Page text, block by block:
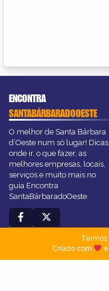
ENCONTRA
SANTABÁRBARADOOESTE
O melhor de Santa Bárbara
d’Oeste num só lugar! Dicas,
onde ir, o que fazer, as
melhores empresas, locais,
serviços e muito mais no
guia Encontra
SantaBárbaradoOeste.
Termos|
Criado com
e